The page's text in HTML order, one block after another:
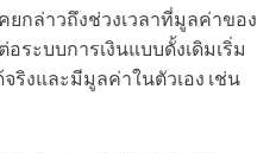
ยกล่าวถึงช่วงเวลาที่มูลค่าของ
ระบบการเงินแบบดั้งเดิมเริ่ม
งและมีมูลค่าในตัวเอง เช่น